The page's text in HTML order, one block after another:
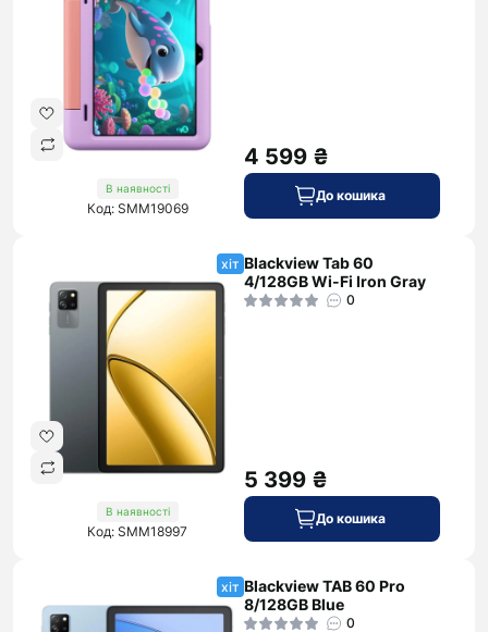
В наявності
Код: SMM19069
4 599 ₴
До кошика
хіт
В наявності
Код: SMM18997
Blackview Tab 60
4/128GB Wi-Fi Iron Gray
0
5 399 ₴
До кошика
хіт Blackview TAB 60 Pro
8/128GB Blue
0